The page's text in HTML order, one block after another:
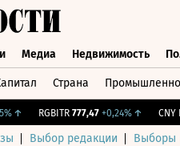
Медиа Недвижимость
Страна
↑ RGBITR 777,47 +0,24%↑ CNY
Выбор редакции Выборы